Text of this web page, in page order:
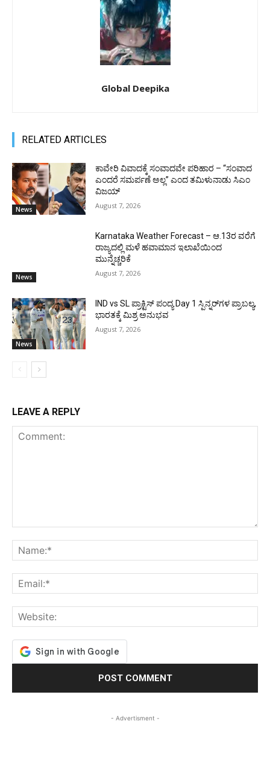
Global Deepika
RELATED ARTICLES
News
ಕಾವೇರಿ ವಿವಾದಕ್ಕೆ ಸಂವಾದವೇ ಪರಿಹಾರ – “ಸಂವಾದ
ಎಂದರೆ ಸಮರ್ಪಣೆ ಅಲ್ಲ” ಎಂದ ತಮಿಳುನಾಡು ಸಿಎಂ
ವಿಜಯ್
August 7, 2026
News
Karnataka Weather Forecast – ಆ.13ರ ವರೆಗೆ
ರಾಜ್ಯದಲ್ಲಿ ಮಳೆ ಹವಾಮಾನ ಇಲಾಖೆಯಿಂದ
ಮುನ್ನೆಚ್ಚರಿಕೆ
August 7, 2026
News
IND vs SL ಪ್ರಾಕ್ಟಿಸ್ ಪಂದ್ಯ Day 1 ಸ್ಪಿನ್ನರ್‌ಗಳ ಪ್ರಾಬಲ್ಯ,
ಭಾರತಕ್ಕೆ ಮಿಶ್ರ ಅನುಭವ
August 7, 2026
LEAVE A REPLY
- Advertisment -